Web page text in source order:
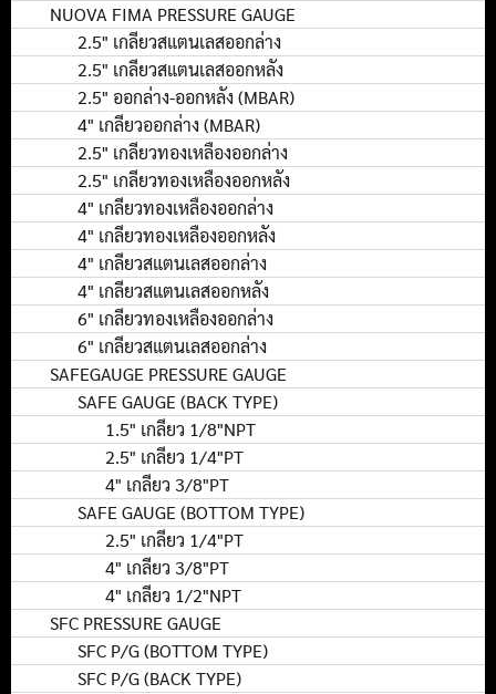
NUOVA FIMA PRESSURE GAUGE
2.5" เกลียวสแตนเลสออกล่าง
2.5" เกลียวสแตนเลสออกหลัง
2.5" ออกล่าง-ออกหลัง (MBAR)
4" เกลียวออกล่าง (MBAR)
2.5" เกลียวทองเหลืองออกล่าง
2.5" เกลียวทองเหลืองออกหลัง
4" เกลียวทองเหลืองออกล่าง
4" เกลียวทองเหลืองออกหลัง
4" เกลียวสแตนเลสออกล่าง
4" เกลียวสแตนเลสออกหลัง
6" เกลียวทองเหลืองออกล่าง
6" เกลียวสแตนเลสออกล่าง
SAFEGAUGE PRESSURE GAUGE
SAFE GAUGE (BACK TYPE)
1.5" เกลียว 1/8"NPT
2.5" เกลียว 1/4"PT
4" เกลียว 3/8"PT
SAFE GAUGE (BOTTOM TYPE)
2.5" เกลียว 1/4"PT
4" เกลียว 3/8"PT
4" เกลียว 1/2"NPT
SFC PRESSURE GAUGE
SFC P/G (BOTTOM TYPE)
SFC P/G (BACK TYPE)